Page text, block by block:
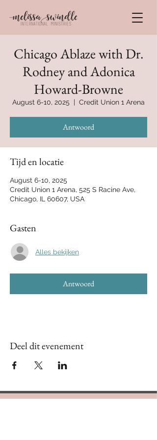
Chicago Ablaze with Dr.
Rodney and Adonica
Howard-Browne
August 6-10, 2025
  |
Credit Union 1 Arena
Antwoord
Tijd en locatie
August 6-10, 2025
Credit Union 1 Arena, 525 S Racine Ave,
Chicago, IL 60607, USA
Gasten
Alles bekijken
Antwoord
Deel dit evenement